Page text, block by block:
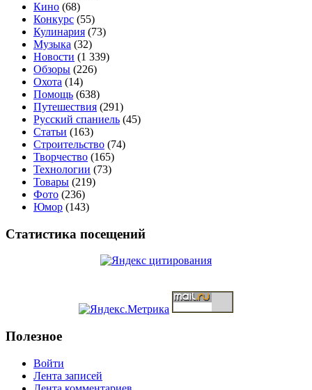
Кино (68)
Конкурс (55)
Кулинария (73)
Музыка (32)
Новости (1 339)
Обзоры (226)
Охота (14)
Помощь (638)
Путешествия (291)
Русский спаниель (45)
Статьи (163)
Строительство (74)
Творчество (165)
Технологии (73)
Товары (219)
Фото (236)
Юмор (143)
Статистика посещений
Полезное
Войти
Лента записей